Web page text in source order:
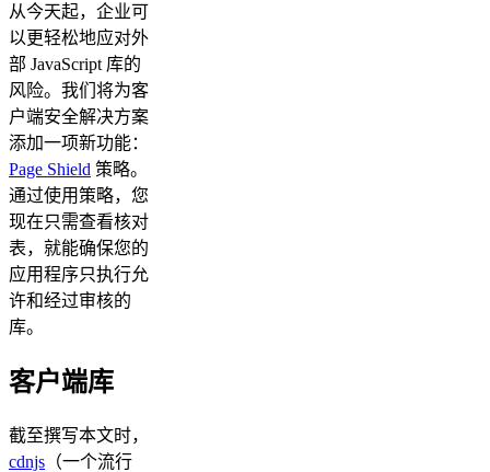
从今天起，企业可
以更轻松地应对外
部 JavaScript 库的
风险。我们将为客
户端安全解决方案
添加一项新功能：
Page Shield 策略。
通过使用策略，您
现在只需查看核对
表，就能确保您的
应用程序只执行允
许和经过审核的
库。
客户端库
截至撰写本文时，
cdnjs （一个流行